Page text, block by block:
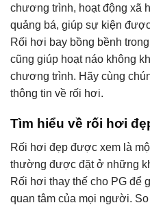
chương trình, hoạt động xã
quảng bá, giúp sự kiện
Rối hơi bay bồng bềnh
cũng giúp hoạt náo không
chương trình. Hãy cùng
thông tin về rối hơi.
Tìm hiểu về rối hơi
Rối hơi đẹp được xem là
thường được đặt ở những
Rối hơi thay thế cho PG để
quan tâm của mọi người.